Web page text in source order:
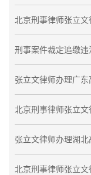
张立文律师办理广
北京刑事律师张立
张立文律师办理湖